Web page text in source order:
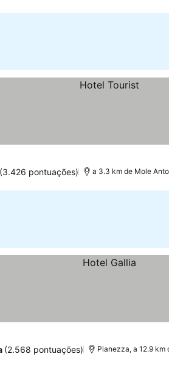
(3.426 pontuações) a 3.3 km de Mole
(2.568 pontuações) Pianezza, a 12.9 km